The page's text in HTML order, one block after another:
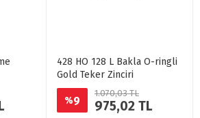
428 HO 128 L Bakla O-ringli
Gold Teker Zinciri
%9
1.070,03 TL
975,02 TL